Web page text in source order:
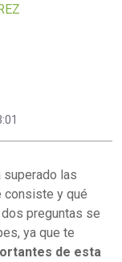
superado las
consiste y qué
preguntas se
ya que te
de esta